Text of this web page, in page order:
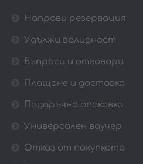
Направи резервация
Удължи валидност
Въпроси и отговори
Плащане и доставка
Подаръчна опаковка
Универсален ваучер
Отказ от покупката